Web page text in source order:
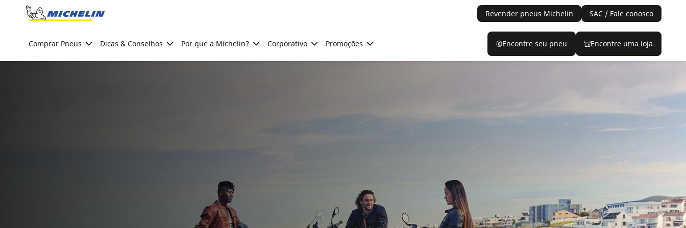
Go to page content
Revender pneus Michelin SAC / Fale conosco
Comprar Pneus Dicas & Conselhos Por que a Michelin? Corporativo Promoções Encontre seu pneu Encontre uma loja